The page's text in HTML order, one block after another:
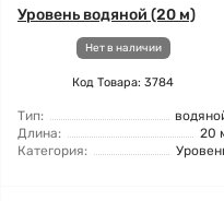
Уровень водяной (20 м)
Нет в наличии
Код Товара: 3784
Тип:
Длина:
20
Категория: